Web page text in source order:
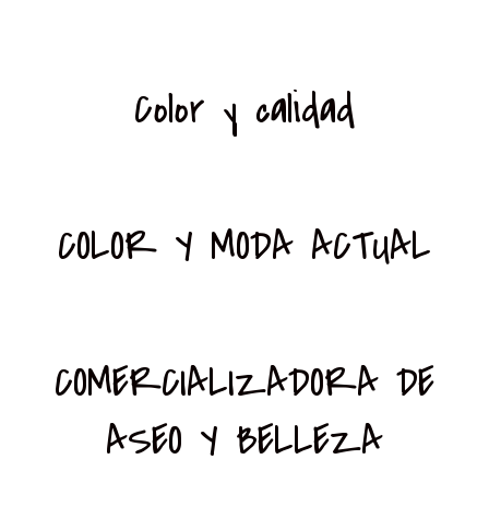
Color y calidad
COLOR Y MODA ACTUAL
COMERCIALIZADORA DE
ASEO Y BELLEZA